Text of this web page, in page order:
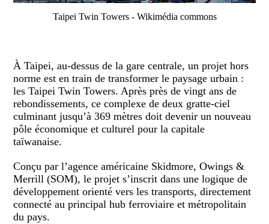
Taipei Twin Towers - Wikimédia commons
À Taipei, au-dessus de la gare centrale, un projet hors
norme est en train de transformer le paysage urbain :
les Taipei Twin Towers. Après près de vingt ans de
rebondissements, ce complexe de deux gratte-ciel
culminant jusqu’à 369 mètres doit devenir un nouveau
pôle économique et culturel pour la capitale
taïwanaise.
Conçu par l’agence américaine Skidmore, Owings &
Merrill (SOM), le projet s’inscrit dans une logique de
développement orienté vers les transports, directement
connecté au principal hub ferroviaire et métropolitain
du pays.